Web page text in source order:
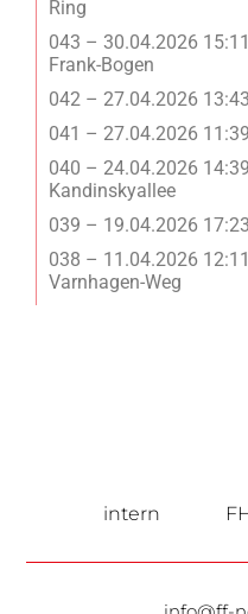
Ring
043 – 30.04.2026
Frank-Bogen
042 – 27.04.2026
041 – 27.04.2026
040 – 24.04.2026
Kandinskyallee
039 – 19.04.2026
038 – 11.04.2026
Varnhagen-Weg
intern